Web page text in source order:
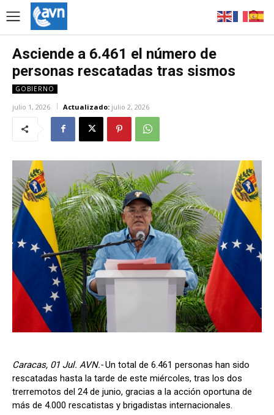
Asciende a 6.461 el número de
personas rescatadas tras sismos
GOBIERNO
julio 1, 2026 Actualizado: julio 2, 2026
Caracas, 01 Jul. AVN.-Un total de 6.461 personas han sido
rescatadas hasta la tarde de este miércoles, tras los dos
trerremotos del 24 de junio, gracias a la acción oportuna de
más de 4.000 rescatistas y brigadistas internacionales.